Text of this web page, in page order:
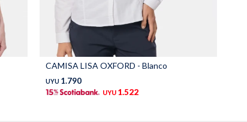
CAMISA LISA OXFORD - Blanco
UYU 1.790
UYU 1.522